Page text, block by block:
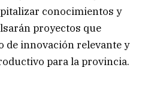
conocimientos y
proyectos que
de innovación relevante y
para la provincia.